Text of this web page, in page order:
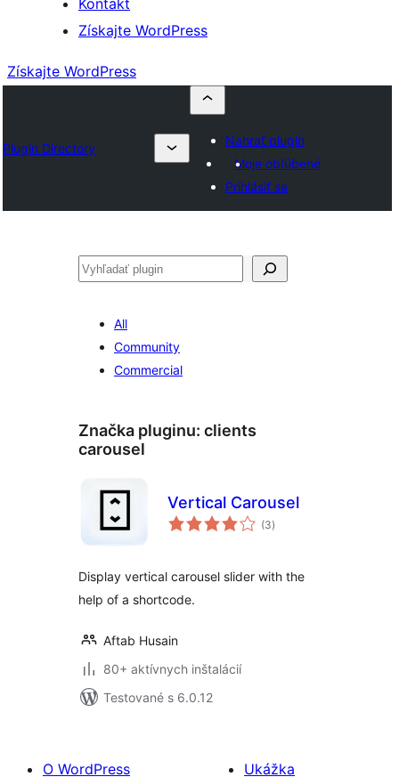
Kontakt
Získajte WordPress
Získajte WordPress
Plugin Directory
Nahrať plugin
Moje obľúbené
Prihlásiť sa
Hľadať
All
Community
Commercial
Značka pluginu: clients
carousel
Vertical Carousel
(3celkové
hodnotenie
)
Display vertical carousel slider with the
help of a shortcode.
Aftab Husain
80+ aktívnych inštalácií
Testované s 6.0.12
O WordPress
Ukážka